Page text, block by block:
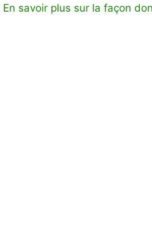
En savoir plus sur la façon